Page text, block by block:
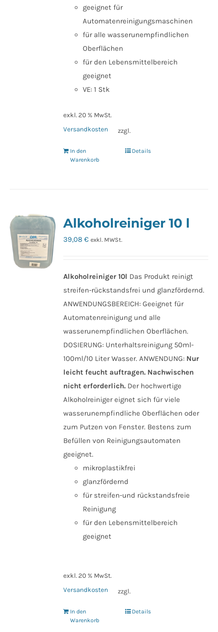
geeignet für
Automatenreinigungsmaschinen
für alle wasserunempfindlichen
Oberflächen
für den Lebensmittelbereich
geeignet
VE: 1 Stk
exkl. 20 % MwSt.
zzgl.
Versandkosten
In den
Warenkorb
Details
Alkoholreiniger 10 l
39,08€ exkl. MWSt.
Alkoholreiniger 10l Das Produkt reinigt
streifen-rückstandsfrei und glanzfördernd.
ANWENDUNGSBEREICH: Geeignet für
Automatenreinigung und alle
wasserunempfindlichen Oberflächen.
DOSIERUNG: Unterhaltsreinigung 50ml-
100ml/10 Liter Wasser. ANWENDUNG: Nur
leicht feucht auftragen. Nachwischen
nicht erforderlich. Der hochwertige
Alkoholreiniger eignet sich für viele
wasserunempfindliche Oberflächen oder
zum Putzen von Fenster. Bestens zum
Befüllen von Reinigungsautomaten
geeignet.
mikroplastikfrei
glanzfördernd
für streifen-und rückstandsfreie
Reinigung
für den Lebensmittelbereich
geeignet
exkl. 20 % MwSt.
zzgl.
Versandkosten
In den
Warenkorb
Details